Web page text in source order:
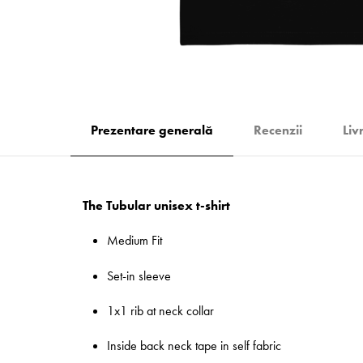
Prezentare generală Recenzii
The Tubular unisex t-shirt
Medium Fit
Set-in sleeve
1x1 rib at neck collar
Inside back neck tape in self fabric